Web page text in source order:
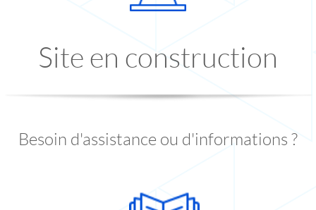
Site en construction
Besoin d'assistance ou d'informations ?